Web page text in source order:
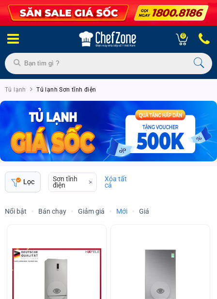
0
Tủ lạnh Tủ lạnh Sơn tĩnh điện
Lọc
Sơn tĩnh
điện
Xóa tất
cả
Nổi bật Bán chạy Giảm giá Mới Giá